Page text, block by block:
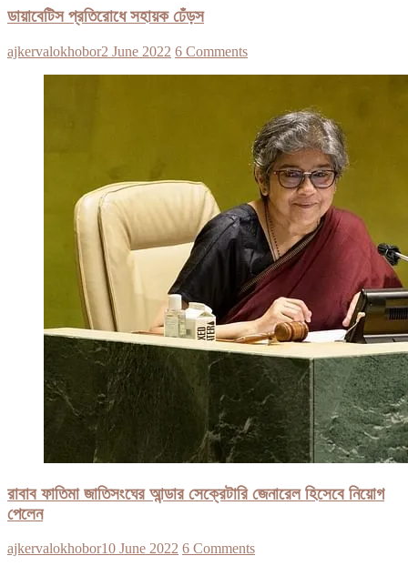
ডায়াবেটিস প্রতিরোধে সহায়ক ঢেঁড়স
ajkervalokhobor2 June 2022 6 Comments
রাবাব ফাতিমা জাতিসংঘের আন্ডার সেক্রেটারি জেনারেল হিসেবে নিয়োগ
পেলেন
ajkervalokhobor10 June 2022 6 Comments